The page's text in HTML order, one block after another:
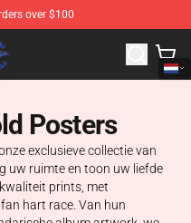
over $100
Avenged Sevenfold
Posters
exclusieve collectie van
uw ruimte en toon uw liefde
prints, met
hart race. Van hun